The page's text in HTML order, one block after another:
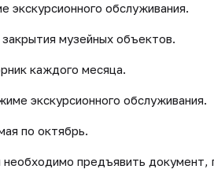
обслуживания.
музейных объектов.
каждого месяца.
экскурсионного обслуживания.
по октябрь.
необходимо предъявить